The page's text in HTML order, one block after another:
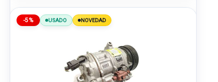
-5% USADO NOVEDAD